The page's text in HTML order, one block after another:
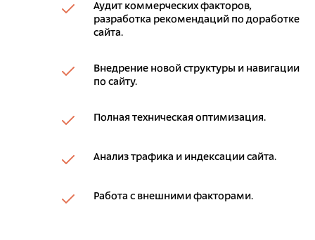
Аудит коммерческих факторов,
разработка рекомендаций по доработке
сайта.
Внедрение новой структуры и навигации
по сайту.
Полная техническая оптимизация.
Анализ трафика и индексации сайта.
Работа с внешними факторами.